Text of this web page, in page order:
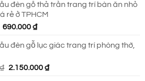
là:
990.000 ₫.
tại
là:
750.000 ₫.
đèn gỗ thả trần trang trí bàn ăn nhỏ
rẻ ở TPHCM
Giá
là:
690.000₫Giá
tại
690.000 ₫.
đèn gỗ lục giác trang trí phòng thờ,
₫ Giá
2.150.000₫Giá